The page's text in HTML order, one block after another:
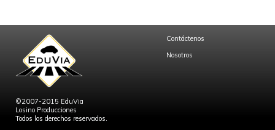
©2007-2015 EduVia
Losino Producciones
Todos los derechos reservados.
Contáctenos
Nosotros